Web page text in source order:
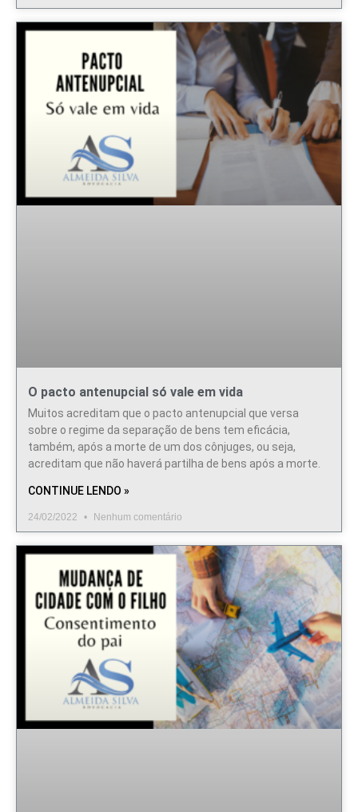
O pacto antenupcial só vale em vida
Muitos acreditam que o pacto antenupcial que versa
sobre o regime da separação de bens tem eficácia,
também, após a morte de um dos cônjuges, ou seja,
acreditam que não haverá partilha de bens após a morte.
CONTINUE LENDO »
24/02/2022 Nenhum comentário